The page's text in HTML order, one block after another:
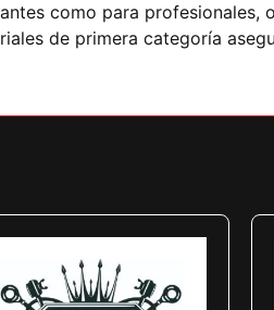
como para profesionales,
de primera categoría